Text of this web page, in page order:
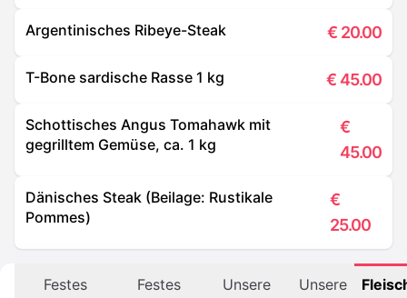
Argentinisches Ribeye-Steak € 20.00
T-Bone sardische Rasse 1 kg € 45.00
Schottisches Angus Tomahawk mit
gegrilltem Gemüse, ca. 1 kg
€
45.00
Dänisches Steak (Beilage: Rustikale
Pommes)
€
25.00
Festes
Festes
Unsere
Unsere